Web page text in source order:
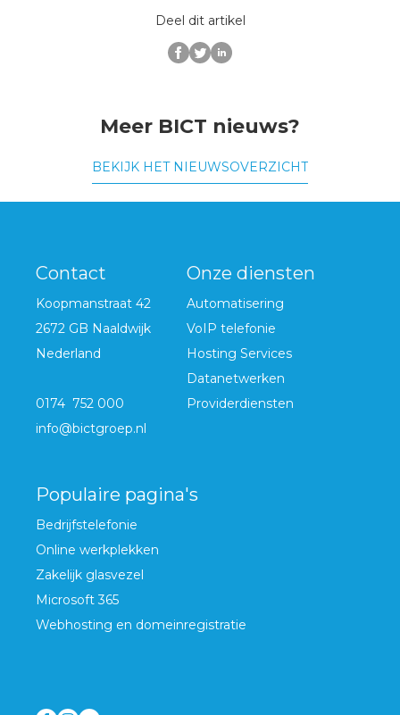
Deel dit artikel
Meer BICT nieuws?
BEKIJK HET NIEUWSOVERZICHT
Contact
Koopmanstraat 42
2672 GB Naaldwijk
Nederland
0174 752 000
info@bictgroep.nl
Onze diensten
Automatisering
VoIP telefonie
Hosting Services
Datanetwerken
Providerdiensten
Populaire pagina's
Bedrijfstelefonie
Online werkplekken
Zakelijk glasvezel
Microsoft 365
Webhosting en domeinregistratie